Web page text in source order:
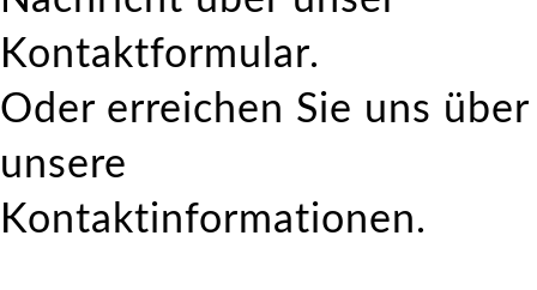
Kontaktformular.
Oder erreichen Sie uns über
unsere
Kontaktinformationen.